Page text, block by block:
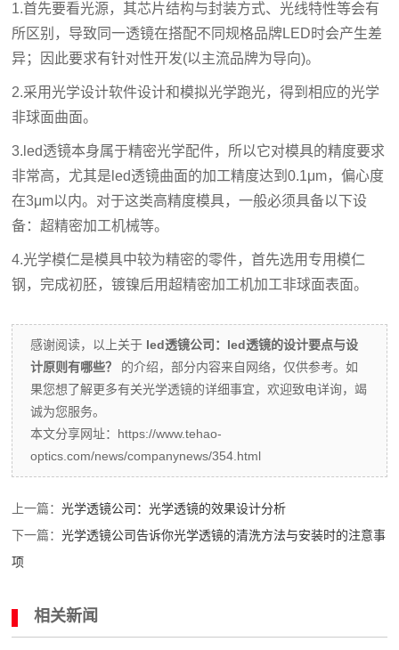
1.首先要看光源，其芯片结构与封装方式、光线特性等会有
所区别，导致同一透镜在搭配不同规格品牌LED时会产生差
异；因此要求有针对性开发(以主流品牌为导向)。
2.采用光学设计软件设计和模拟光学跑光，得到相应的光学
非球面曲面。
3.led透镜本身属于精密光学配件，所以它对模具的精度要求
非常高，尤其是led透镜曲面的加工精度达到0.1μm，偏心度
在3μm以内。对于这类高精度模具，一般必须具备以下设
备：超精密加工机械等。
4.光学模仁是模具中较为精密的零件，首先选用专用模仁
钢，完成初胚，镀镍后用超精密加工机加工非球面表面。
感谢阅读，以上关于 led透镜公司：led透镜的设计要点与设
计原则有哪些？
的介绍，部分内容来自网络，仅供参考。如
果您想了解更多有关光学透镜的详细事宜，欢迎致电详询，竭
诚为您服务。
本文分享网址：https://www.tehao-
optics.com/news/companynews/354.html
上一篇：光学透镜公司：光学透镜的效果设计分析
下一篇：光学透镜公司告诉你光学透镜的清洗方法与安装时的注意事
项
相关新闻